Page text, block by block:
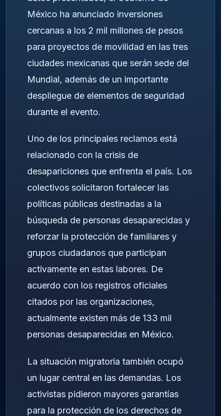
México ha anunciado inversiones
cercanas a los 2 mil millones de pesos
para proyectos de movilidad en las tres
ciudades mexicanas que serán sede del
Mundial, además de un importante
despliegue de elementos de seguridad
durante el evento.
Uno de los principales reclamos está
relacionado con la crisis de
desapariciones que enfrenta el país. Los
colectivos solicitaron fortalecer las
políticas públicas destinadas a la
búsqueda de personas desaparecidas y
reforzar la protección de familiares y
grupos ciudadanos que participan
activamente en estas labores. De
acuerdo con los registros oficiales
citados por las organizaciones,
actualmente existen más de 133 mil
personas desaparecidas en México.
La situación migratoria también ocupó
un lugar central en las demandas. Los
activistas pidieron mayores garantías
para la protección de los derechos de